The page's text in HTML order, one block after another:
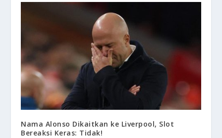
Nama Alonso Dikaitkan ke Liverpool, Slot
Bereaksi Keras: Tidak!